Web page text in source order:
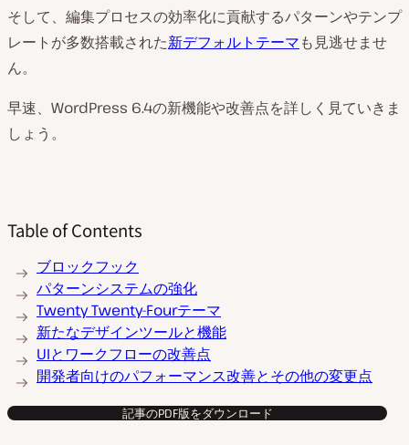
そして、編集プロセスの効率化に貢献するパターンやテンプ
レートが多数搭載された新デフォルトテーマも見逃せませ
ん。
早速、WordPress 6.4の新機能や改善点を詳しく見ていきま
しょう。
Table of Contents
ブロックフック
パターンシステムの強化
Twenty Twenty-Fourテーマ
新たなデザインツールと機能
UIとワークフローの改善点
開発者向けのパフォーマンス改善とその他の変更点
記事のPDF版をダウンロード